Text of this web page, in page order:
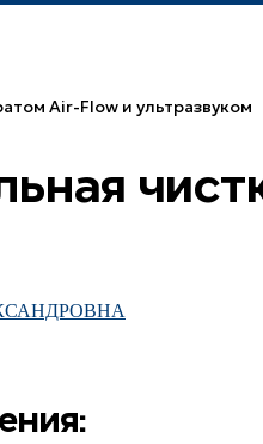
Air-Flow и ультразвуком